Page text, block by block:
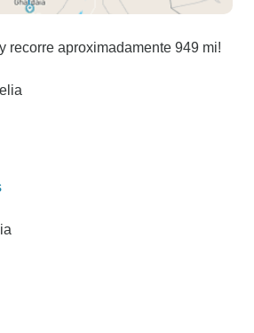
recorre aproximadamente 949 mi!